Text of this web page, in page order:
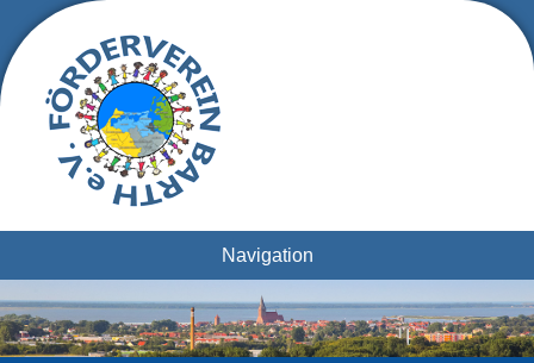
Navigation